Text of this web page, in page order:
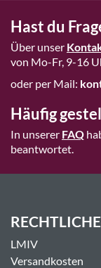
Hast du
Über unser
von Mo-Fr, 9-16
oder per Mail:
Häufig
In unserer FAQ
beantwortet.
LMIV
Versandkosten